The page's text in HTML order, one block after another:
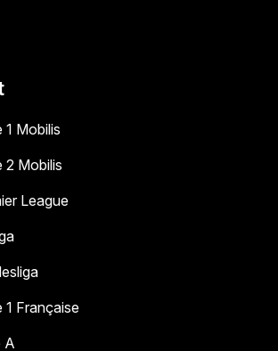
1 Mobilis
2 Mobilis
League
1 Française
A